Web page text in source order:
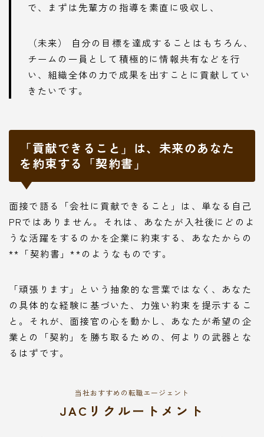
で、まずは先輩方の指導を素直に吸収し、
（未来） 自分の目標を達成することはもちろん、
チームの一員として積極的に情報共有などを行
い、組織全体の力で成果を出すことに貢献してい
きたいです。
「貢献できること」は、未来のあなた
を約束する「契約書」
面接で語る「会社に貢献できること」は、単なる自己
PRではありません。それは、あなたが入社後にどのよ
うな活躍をするのかを企業に約束する、あなたからの
**「契約書」**のようなものです。
「頑張ります」という抽象的な言葉ではなく、あなた
の具体的な経験に基づいた、力強い約束を提示するこ
と。それが、面接官の心を動かし、あなたが希望の企
業との「契約」を勝ち取るための、何よりの武器とな
るはずです。
当社おすすめの転職エージェント
JACリクルートメント